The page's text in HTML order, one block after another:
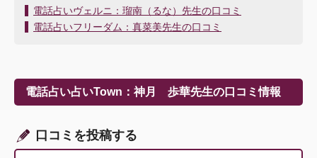
投
稿
ー
シ
ン
電話占いヴェルニ：瑠南（るな）先生の口コミ
電話占いフリーダム：真菜美先生の口コミ
電話占い占いTown：神月 歩華先生の口コミ情報
口コミを投稿する